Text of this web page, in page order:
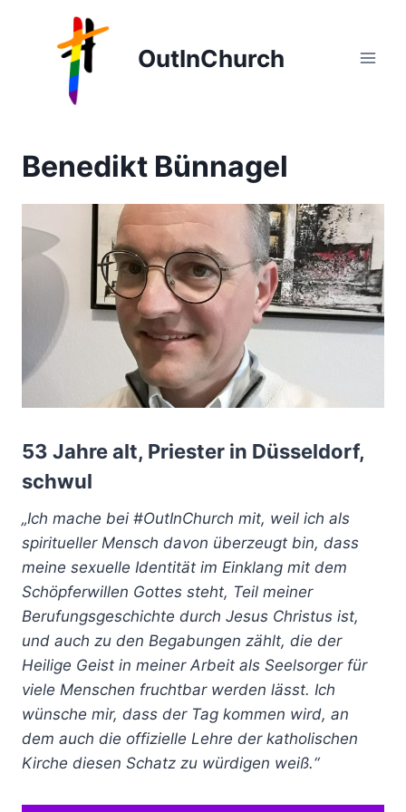
springen
OutInChurch
Benedikt Bünnagel
53 Jahre alt, Priester in Düsseldorf,
schwul
„Ich mache bei #OutInChurch mit, weil ich als
spiritueller Mensch davon überzeugt bin, dass
meine sexuelle Identität im Einklang mit dem
Schöpferwillen Gottes steht, Teil meiner
Berufungsgeschichte durch Jesus Christus ist,
und auch zu den Begabungen zählt, die der
Heilige Geist in meiner Arbeit als Seelsorger für
viele Menschen fruchtbar werden lässt. Ich
wünsche mir, dass der Tag kommen wird, an
dem auch die offizielle Lehre der katholischen
Kirche diesen Schatz zu würdigen weiß.“